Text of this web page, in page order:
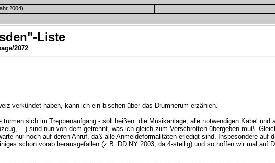
2004)
Liste
2072
verkündet haben, kann ich ein bischen über das Drumherum erzählen.
sich im Treppenaufgang - soll heißen: die Musikanlage, alle notwendigen Kabel und
...) sind nun von dem getrennt, was ich gleich zum Verschrotten übergeben muß.
nur noch auf deren Anruf, daß alle Anmeldeformalitäten erledigt sind. Insbesondere auf
schon vorab herausgefallen (z.B. DD NY 2003, da 4-stellig) und so hoffen wir mal auf